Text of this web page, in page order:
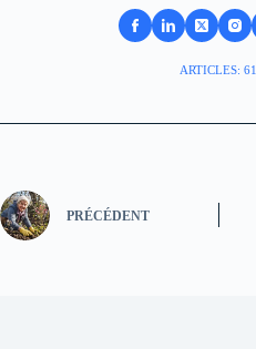
ARTICLES: 61
PRÉCÉDENT